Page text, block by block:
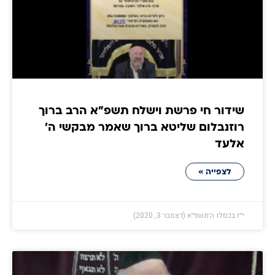
שידור חי פרשת וישלח תשפ"א הרב ברוך
רוזנבלום שליטא ברוך שאמר מבקשי ה'
אלעד
לצפייה »
י״ז בכסלו ה׳תשפ״א (דצמבר 3, 2020)